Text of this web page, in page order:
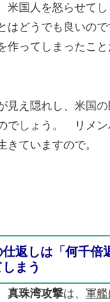
米国人を怒らせて
はどうでも良いので
作ってしまったこ
見え隠れし、米国
でしょう。 リメン
きていますので。
仕返しは「何千倍
まう
真珠湾攻撃は、軍